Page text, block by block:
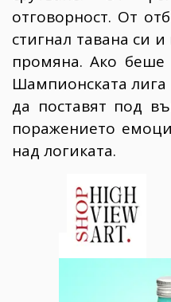
отговорност. От
стигнал тавана си
промяна. Ако беше
Шампионската
да поставят под
поражението
над логиката.